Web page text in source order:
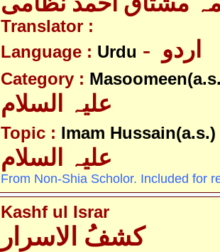
Translator :
Language : Urdu
Category :
Topic : Imam Hussain(a.s.)
علیہ السلام
From Non-Shia Scholor. Included for
Kashf ul Israr
کشفُ الاسرار